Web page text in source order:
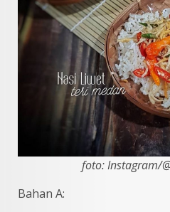
foto: Instagram/
Bahan A: